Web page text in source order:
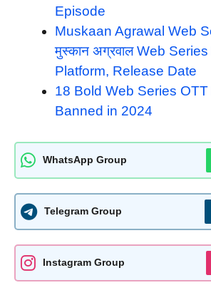
Episode
Muskaan Agrawal Web
मुस्कान अग्रवाल Web
Platform, Release Date
18 Bold Web Series
Banned in 2024
WhatsApp Group
Telegram Group
Instagram Group